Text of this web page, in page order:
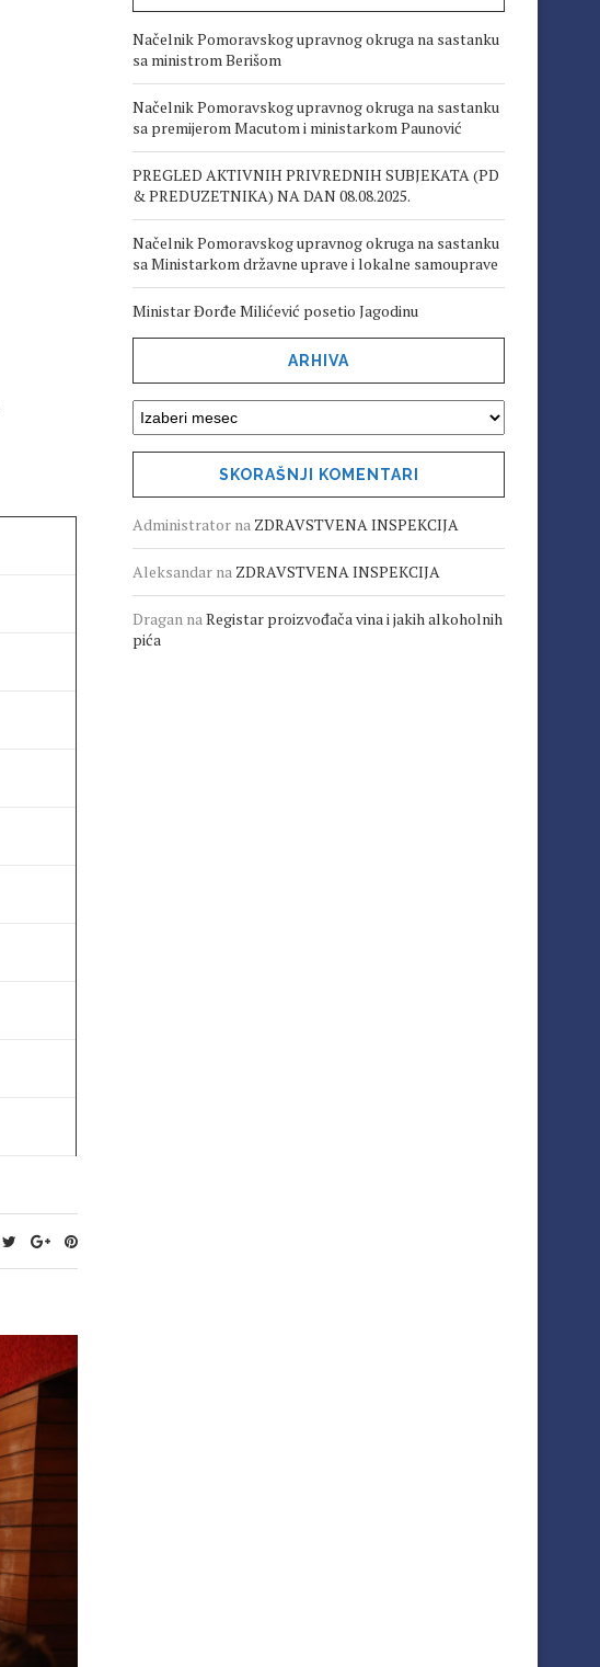
Načelnik Pomoravskog upravnog okruga na sastanku
sa ministrom Berišom
Načelnik Pomoravskog upravnog okruga na sastanku
sa premijerom Macutom i ministarkom Paunović
PREGLED AKTIVNIH PRIVREDNIH SUBJEKATA (PD
& PREDUZETNIKA) NA DAN 08.08.2025.
Načelnik Pomoravskog upravnog okruga na sastanku
sa Ministarkom državne uprave i lokalne samouprave
Ministar Đorđe Milićević posetio Jagodinu
ARHIVA
SKORAŠNJI KOMENTARI
Administrator na ZDRAVSTVENA INSPEKCIJA
Aleksandar na ZDRAVSTVENA INSPEKCIJA
Dragan naRegistar proizvođača vina i jakih alkoholnih
pića